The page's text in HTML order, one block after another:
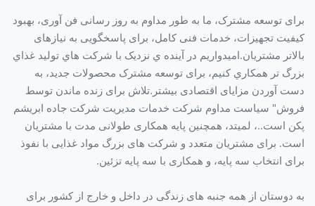
برای توسعه مشترک، ما به طور مداوم به روز رسانی فن آوری، بهبود
کیفیت تجهیزات، خدمات فنی کامل، برای پاسخگویی به نیازهای
بالاتر مشتریان.اميدواريم در آينده ي نزديک با شرکت هاي توليد غذاي
بزرگ تر همکاري کنيم، برای توسعه مشترک محصولات جدید، به
دست آوردن مزایای اقتصادی بیشتر.تلاش برای زنده ماندن توسط
فروش" سیاست مداوم شرکت خدمات مدیریت شرکت جاده ابریشم
پکن است..، لمیتد، همچنین پایه همکاری طولانی مدت با مشتریان
است. برای مشتریان متعدد و شرکت های بزرگ مواد غذایی با نفوذ
برای انتخاب سه پایه، و همکاری با سه پایه تزئین.
به دوستان از همه جنبه های زندگی در داخل و خارج از کشور برای